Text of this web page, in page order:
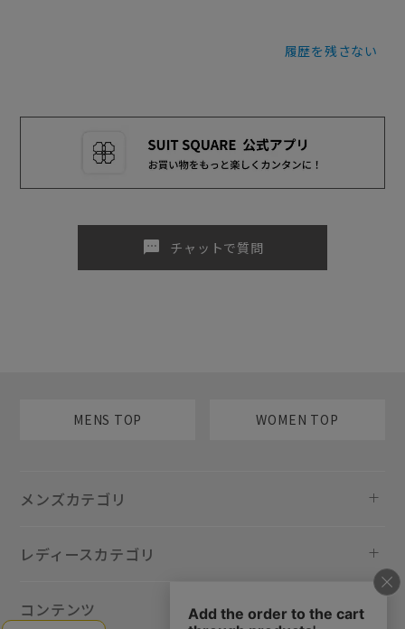
履歴を残さない
sms チャットで質問
MENS TOP WOMEN TOP
メンズカテゴリ
レディースカテゴリ
コンテンツ